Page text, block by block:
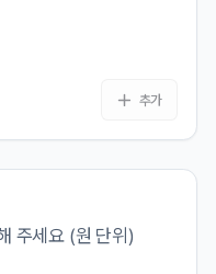
추가
주세요 (원 단위)